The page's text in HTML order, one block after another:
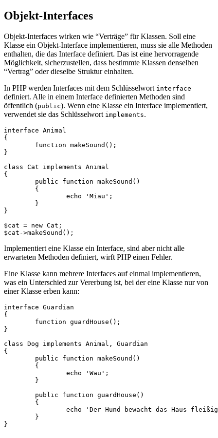
Objekt-Interfaces
Objekt-Interfaces wirken wie “Verträge” für Klassen. Soll eine
Klasse ein Objekt-Interface implementieren, muss sie alle Methoden
enthalten, die das Interface definiert. Das ist eine hervorragende
Möglichkeit, sicherzustellen, dass bestimmte Klassen denselben
“Vertrag” oder dieselbe Struktur einhalten.
In PHP werden Interfaces mit dem Schlüsselwort interface
definiert. Alle in einem Interface definierten Methoden sind
öffentlich (public). Wenn eine Klasse ein Interface implementiert,
verwendet sie das Schlüsselwort implements.
interface Animal
{
}
class Cat implements Animal
{
}
$cat = new Cat;
Implementiert eine Klasse ein Interface, sind aber nicht alle
erwarteten Methoden definiert, wirft PHP einen Fehler.
Eine Klasse kann mehrere Interfaces auf einmal implementieren,
was ein Unterschied zur Vererbung ist, bei der eine Klasse nur von
einer Klasse erben kann:
interface Guardian
{
}
class Dog implements Animal, Guardian
{